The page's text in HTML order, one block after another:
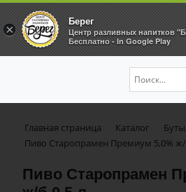
Главная страница Каталог
Пиво Старопрамен Премиум 5,0% ж/
Пиво Старопрамен
×
Берег
Центр разливных напитков
Бесплатно - In Google Play